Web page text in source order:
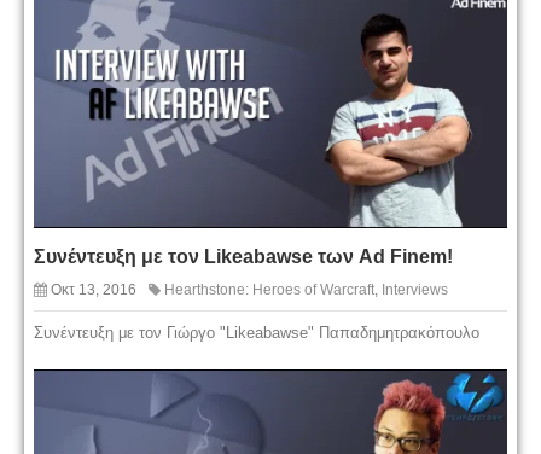
Συνέντευξη με τον Likeabawse των Ad Finem!
Οκτ 13, 2016 Hearthstone: Heroes of Warcraft, Interviews
Συνέντευξη με τον Γιώργο "Likeabawse" Παπαδημητρακόπουλο